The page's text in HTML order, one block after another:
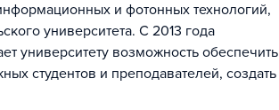
и фотонных технологий,
университета. С 2013 года
университету возможность обеспечить
студентов и преподавателей, создать